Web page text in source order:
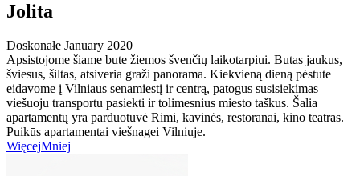
Jolita
Doskonałe January 2020
Apsistojome šiame bute žiemos švenčių laikotarpiui. Butas jaukus,
šviesus, šiltas, atsiveria graži panorama. Kiekvieną dieną pėstute
eidavome į Vilniaus senamiestį ir centrą, patogus susisiekimas
viešuoju transportu pasiekti ir tolimesnius miesto taškus. Šalia
apartamentų yra parduotuvė Rimi, kavinės, restoranai, kino teatras.
Puikūs apartamentai viešnagei Vilniuje.
WięcejMniej